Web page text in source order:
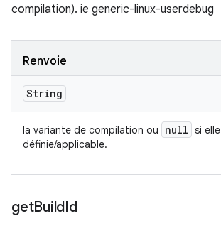
compilation). ie generic-linux-userdebug
Renvoie
String
la variante de compilation ou null si
définie/applicable.
getBuildId